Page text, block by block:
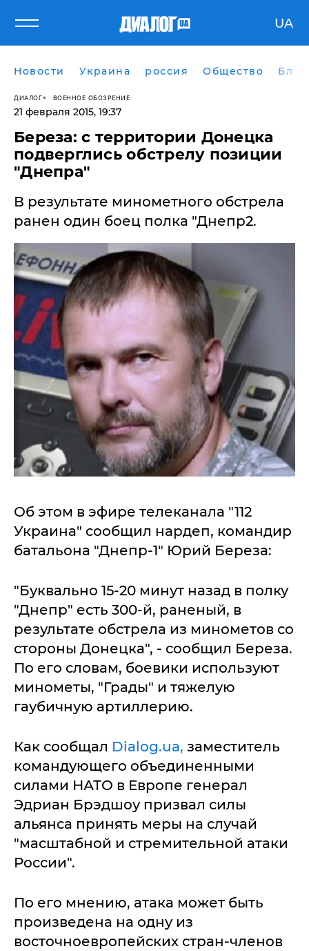
UA
Новости Украина россия Общество
ДИАЛОГ ВОЕННОЕ ОБОЗРЕНИЕ
21 февраля 2015, 19:37
Береза: с территории Донецка
подверглись обстрелу позиции
"Днепра"
В результате минометного обстрела
ранен один боец полка "Днепр2.
Об этом в эфире телеканала "112
Украина" сообщил нардеп, командир
батальона "Днепр-1" Юрий Береза:
"Буквально 15-20 минут назад в полку
"Днепр" есть 300-й, раненый, в
результате обстрела из минометов со
стороны Донецка", - сообщил Береза.
По его словам, боевики используют
минометы, "Грады" и тяжелую
гаубичную артиллерию.
Как сообщал Dialog.ua, заместитель
командующего объединенными
силами НАТО в Европе генерал
Эдриан Брэдшоу призвал силы
альянса принять меры на случай
"масштабной и стремительной атаки
России".
По его мнению, атака может быть
произведена на одну из
восточноевропейских стран-членов